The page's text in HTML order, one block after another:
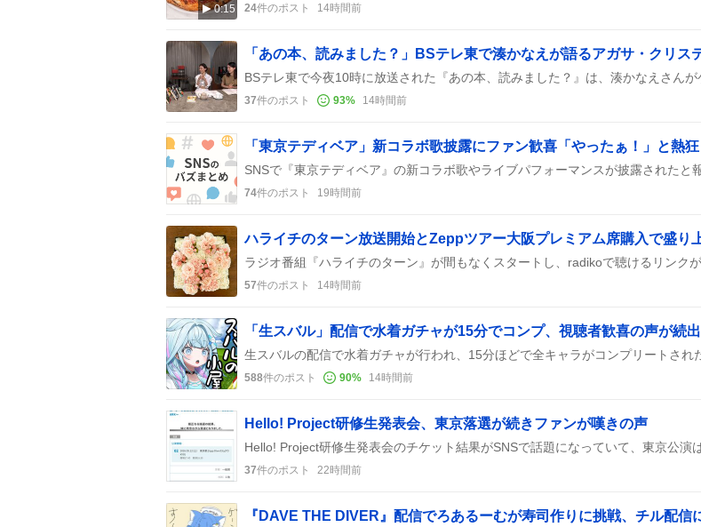
0:15 24件のポスト 14時間前
37件のポスト 93% 14時間前
「東京テディベア」新コラボ歌披露にファン歓喜「やったぁ！」と熱狂
74件のポスト 19時間前
57件のポスト 14時間前
「生スバル」配信で水着ガチャが15分でコンプ、視聴者歓喜の声が続出
588件のポスト 90% 14時間前
Hello! Project研修生発表会、東京落選が続きファンが嘆きの声
37件のポスト 22時間前